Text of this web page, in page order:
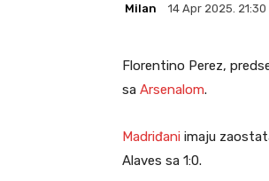
Milan 14 Apr 2025. 21:30
Florentino Perez,
sa Arsenalom.
Madriđani imaju
Alaves sa 1:0.